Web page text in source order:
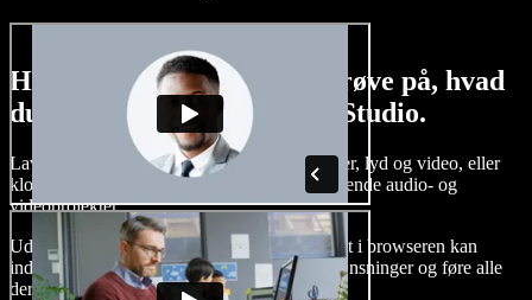
Her er bare en lille smagsprøve på, hvad
du kan lave med Speechify Studio.
Lav voice-overs, tilføj royaltyfrie stockbilleder, lyd og video, eller
klon din stemme og skab komplette, imponerende audio- og
videoprojekter.
Uden indlæringskurve og med alt tilgængeligt i browseren kan
indholdsskabere slippe for traditionelle begrænsninger og føre alle
deres kreative idéer ud i livet.